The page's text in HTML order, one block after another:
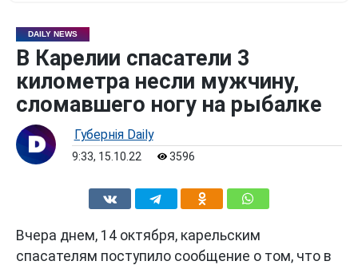
DAILY NEWS
В Карелии спасатели 3
километра несли мужчину,
сломавшего ногу на рыбалке
Губернiя Daily
9:33, 15.10.22 3596
Вчера днем, 14 октября, карельским
спасателям поступило сообщение о том, что в